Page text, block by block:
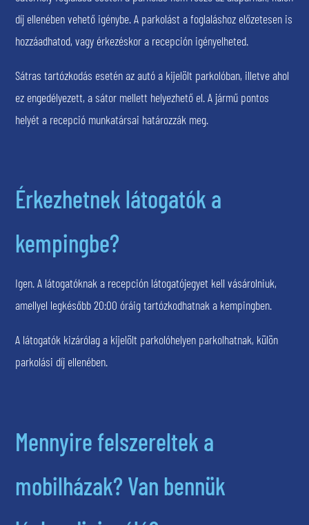
díj ellenében vehető igénybe. A parkolást a foglaláshoz előzetesen is
hozzáadhatod, vagy érkezéskor a recepción igényelheted.
Sátras tartózkodás esetén az autó a kijelölt parkolóban, illetve ahol
ez engedélyezett, a sátor mellett helyezhető el. A jármű pontos
helyét a recepció munkatársai határozzák meg.
Érkezhetnek látogatók a
kempingbe?
Igen. A látogatóknak a recepción látogatójegyet kell vásárolniuk,
amellyel legkésőbb 20:00 óráig tartózkodhatnak a kempingben.
A látogatók kizárólag a kijelölt parkolóhelyen parkolhatnak, külön
parkolási díj ellenében.
Mennyire felszereltek a
mobilházak? Van bennük